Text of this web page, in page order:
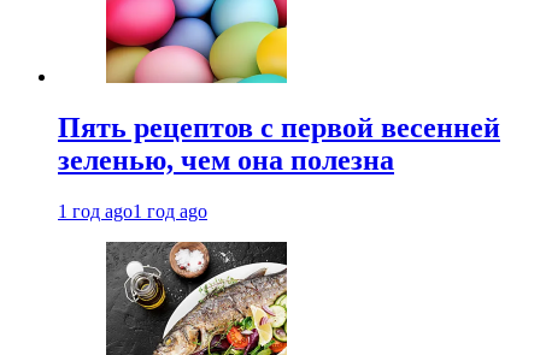
Пять рецептов с первой весенней
зеленью, чем она полезна
1 год ago1 год ago